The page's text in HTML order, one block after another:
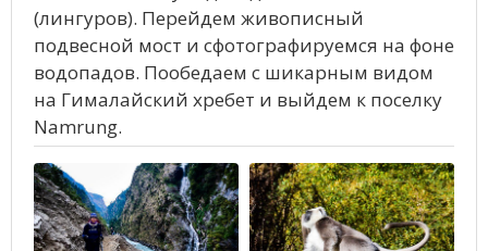
(лингуров). Перейдем живописный
подвесной мост и сфотографируемся на фоне
водопадов. Пообедаем с шикарным видом
на Гималайский хребет и выйдем к поселку
Namrung.